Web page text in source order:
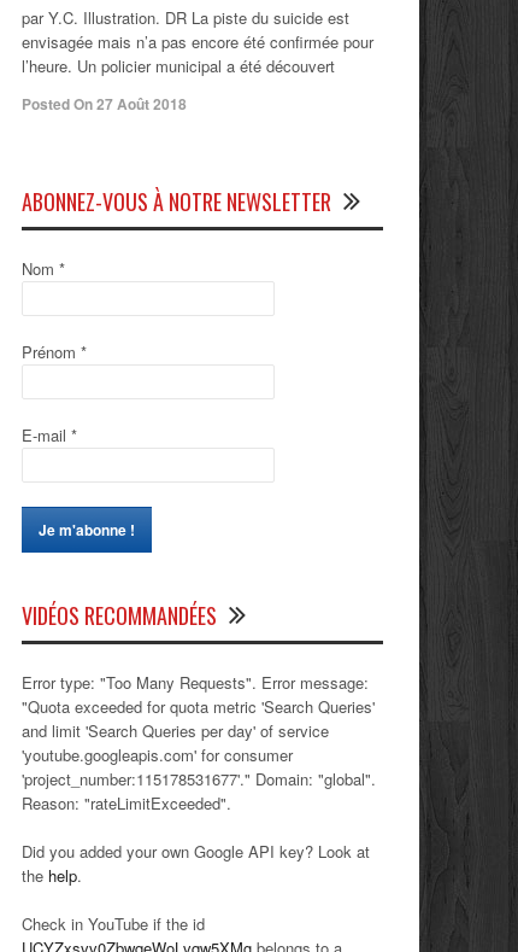
par Y.C. Illustration. DR La piste du suicide est
envisagée mais n’a pas encore été confirmée pour
l’heure. Un policier municipal a été découvert
Posted On 27 Août 2018
ABONNEZ-VOUS À NOTRE NEWSLETTER
Nom *
Prénom *
E-mail *
VIDÉOS RECOMMANDÉES
Error type: "Too Many Requests". Error message:
"Quota exceeded for quota metric 'Search Queries'
and limit 'Search Queries per day' of service
'youtube.googleapis.com' for consumer
'project_number:115178531677'." Domain: "global".
Reason: "rateLimitExceeded".
Did you added your own Google API key? Look at
the help.
Check in YouTube if the id
UCYZxsvv0ZbwqeWoLvqw5XMg belongs to a